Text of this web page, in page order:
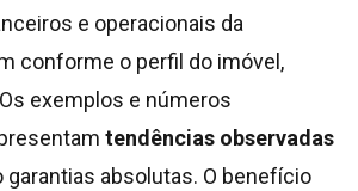
e operacionais da
conforme o perfil do imóvel,
exemplos e números
tendências observadas
garantias absolutas. O benefício